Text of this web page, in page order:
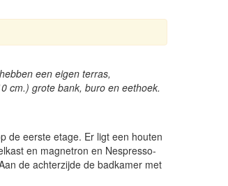
›
een eigen terras,
cm.) grote bank, buro en eethoek.
de eerste etage. Er ligt een houten
en magnetron en Nespresso-
de achterzijde de badkamer met